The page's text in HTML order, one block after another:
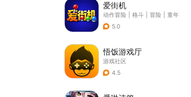
爱街机
动作冒险 格斗 冒险
童年
5.0
悟饭游戏厅
游戏社区
4.5